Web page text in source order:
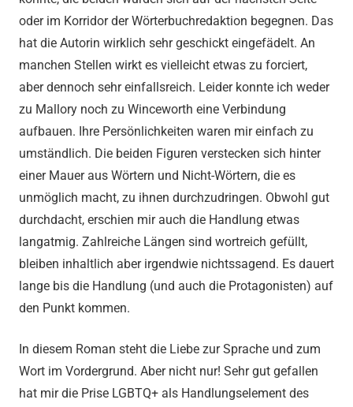
oder im Korridor der Wörterbuchredaktion begegnen. Das
hat die Autorin wirklich sehr geschickt eingefädelt. An
manchen Stellen wirkt es vielleicht etwas zu forciert,
aber dennoch sehr einfallsreich. Leider konnte ich weder
zu Mallory noch zu Winceworth eine Verbindung
aufbauen. Ihre Persönlichkeiten waren mir einfach zu
umständlich. Die beiden Figuren verstecken sich hinter
einer Mauer aus Wörtern und Nicht-Wörtern, die es
unmöglich macht, zu ihnen durchzudringen. Obwohl gut
durchdacht, erschien mir auch die Handlung etwas
langatmig. Zahlreiche Längen sind wortreich gefüllt,
bleiben inhaltlich aber irgendwie nichtssagend. Es dauert
lange bis die Handlung (und auch die Protagonisten) auf
den Punkt kommen.
In diesem Roman steht die Liebe zur Sprache und zum
Wort im Vordergrund. Aber nicht nur! Sehr gut gefallen
hat mir die Prise LGBTQ+ als Handlungselement des